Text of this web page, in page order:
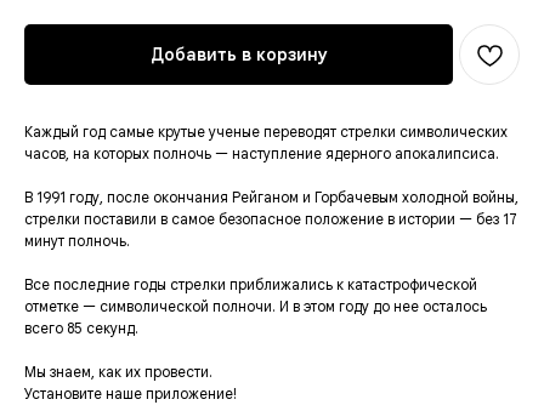
Добавить в корзину
Каждый год самые крутые ученые переводят стрелки символических
часов, на которых полночь — наступление ядерного апокалипсиса.
В 1991 году, после окончания Рейганом и Горбачевым холодной войны,
стрелки поставили в самое безопасное положение в истории — без 17
минут полночь.
Все последние годы стрелки приближались к катастрофической
отметке — символической полночи. И в этом году до нее осталось
вcего 85 секунд.
Мы знаем, как их провести.
Установите наше приложение!